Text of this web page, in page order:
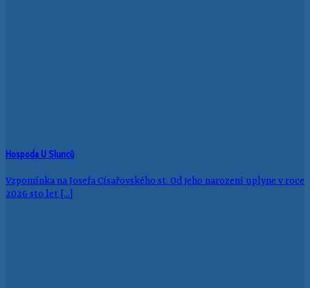
Hospoda U Slunců
Vzpomínka na Josefa Císařovského st. Od jeho narození uplyne v roce
2026 sto let [...]